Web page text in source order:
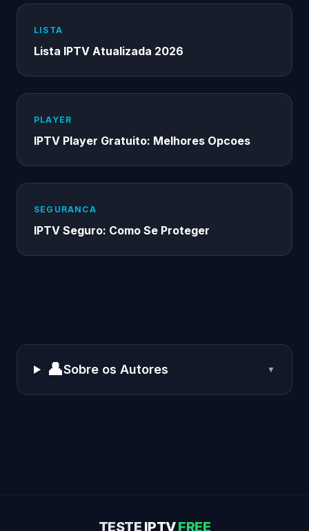
LISTA
Lista IPTV Atualizada 2026
PLAYER
IPTV Player Gratuito: Melhores Opcoes
SEGURANCA
IPTV Seguro: Como Se Proteger
👤Sobre os Autores ▼
TESTE IPTVFREE